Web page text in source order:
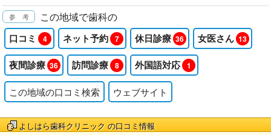
この地域で歯科の
口コミ 4 ネット予約 7 休日診療 36 女医さん 13
夜間診療 36 訪問診療 8 外国語対応 1
この地域の口コミ検索 ウェブサイト
よしはら歯科クリニック の口コミ情報